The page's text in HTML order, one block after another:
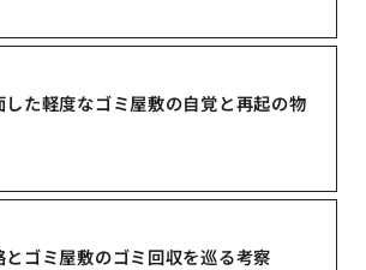
た軽度なゴミ屋敷の自覚と再起の物
ゴミ屋敷のゴミ回収を巡る考察